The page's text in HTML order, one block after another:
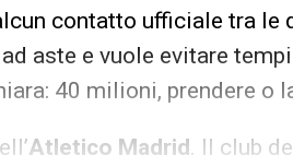
contatto ufficiale tra le
aste e vuole evitare
40 milioni, prendere o
Atletico Madrid. Il club